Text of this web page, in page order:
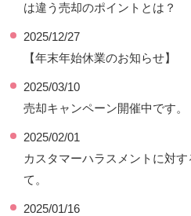
は違う売却のポイントとは？
2025/12/27
【年末年始休業のお知らせ】
2025/03/10
売却キャンペーン開催中です。
2025/02/01
カスタマーハラスメントに対
て。
2025/01/16